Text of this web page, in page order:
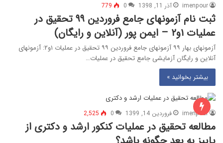
imenpour آذر 11, 1398 0
779
ثبت نام آزمونهای جامع فروردین ۹۹ تحقیق در
عملیات ۱و۲ – ایمن پور (آنلاین و رایگان)
آزمونهای بهار ۹۹ آزمونهای جامع فروردین ۹۹ تحقیق در عملیات ۱و۲: آزمونهای
آنلاین و رایگان آزمایشی جامع تحقیق در عملیات…
بیشتر بخوانید »
imenpour فروردین 14, 1399 0
2,525
مطالعه تحقیق در عملیات کنکور ارشد و دکتری از